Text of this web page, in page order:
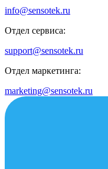
info@sensotek.ru
Отдел сервиса:
support@sensotek.ru
Отдел маркетинга:
marketing@sensotek.ru